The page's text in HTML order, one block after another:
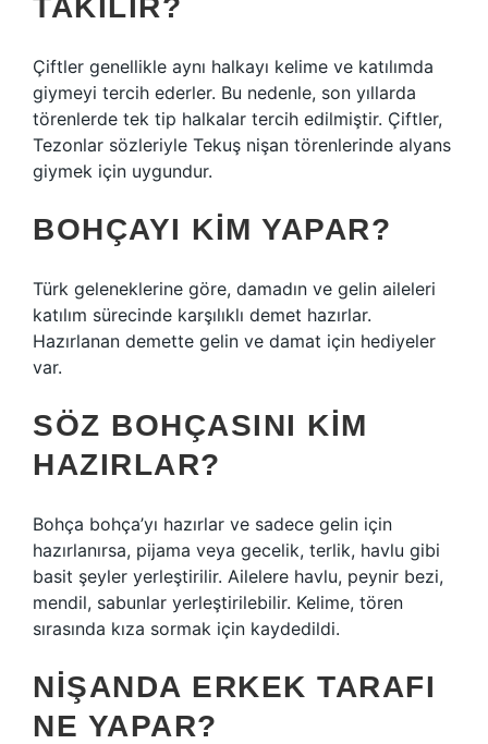
TAKILIR?
Çiftler genellikle aynı halkayı kelime ve katılımda
giymeyi tercih ederler. Bu nedenle, son yıllarda
törenlerde tek tip halkalar tercih edilmiştir. Çiftler,
Tezonlar sözleriyle Tekuş nişan törenlerinde alyans
giymek için uygundur.
BOHÇAYI KIM YAPAR?
Türk geleneklerine göre, damadın ve gelin aileleri
katılım sürecinde karşılıklı demet hazırlar.
Hazırlanan demette gelin ve damat için hediyeler
var.
SÖZ BOHÇASINI KIM
HAZIRLAR?
Bohça bohça’yı hazırlar ve sadece gelin için
hazırlanırsa, pijama veya gecelik, terlik, havlu gibi
basit şeyler yerleştirilir. Ailelere havlu, peynir bezi,
mendil, sabunlar yerleştirilebilir. Kelime, tören
sırasında kıza sormak için kaydedildi.
NIŞANDA ERKEK TARAFI
NE YAPAR?